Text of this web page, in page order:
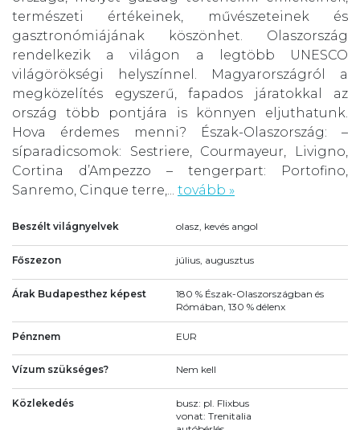
természeti értékeinek, művészeteinek és
gasztronómiájának köszönhet. Olaszország
rendelkezik a világon a legtöbb UNESCO
világörökségi helyszínnel. Magyarországról a
megközelítés egyszerű, fapados járatokkal az
ország több pontjára is könnyen eljuthatunk.
Hova érdemes menni? Észak-Olaszország: –
síparadicsomok: Sestriere, Courmayeur, Livigno,
Cortina d’Ampezzo – tengerpart: Portofino,
Sanremo, Cinque terre,... tovább »
Beszélt világnyelvek olasz, kevés angol
Főszezon július, augusztus
Árak Budapesthez képest
180 % Észak-Olaszországban és
Rómában, 130 % délenx
Pénznem EUR
Vízum szükséges? Nem kell
Közlekedés
busz: pl. Flixbus
vonat: Trenitalia